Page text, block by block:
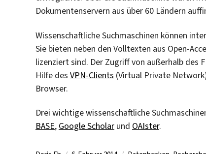
Dokumentenservern aus über 60 Ländern
Wissenschaftliche Suchmaschinen können
Sie bieten neben den Volltexten aus Open-
lizenziert sind. Der Zugriff von außerhalb des
Hilfe des VPN-Clients (Virtual Private
Browser.
Drei wichtige wissenschaftliche
BASE, Google Scholar und OAIster.